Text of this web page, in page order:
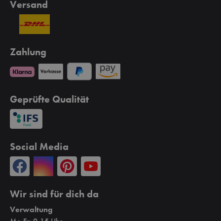
Versand
Zahlung
Geprüfte Qualität
Social Media
Wir sind für dich da
Verwaltung